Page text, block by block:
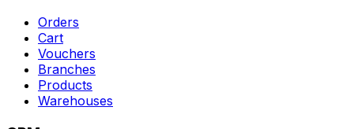
Orders
Cart
Vouchers
Branches
Products
Warehouses